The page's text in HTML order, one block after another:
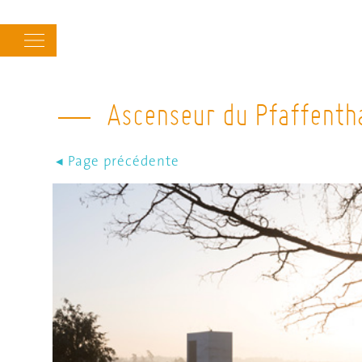
Main
navigation
Ascenseur du